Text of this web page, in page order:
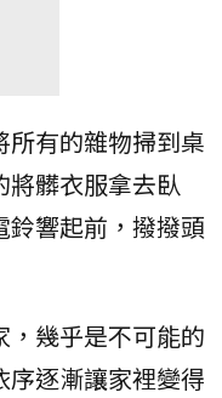
有的雜物掃到桌
將髒衣服拿去臥
響起前，撥撥頭
幾乎是不可能的
逐漸讓家裡變得